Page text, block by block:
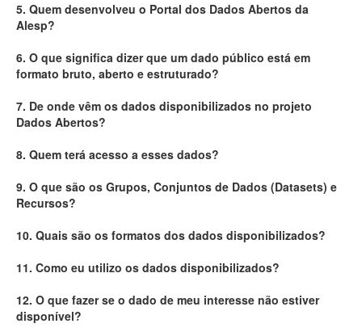
Administração
Legislação
Perguntas frequentes
Contato
5. Quem desenvolveu o Portal dos Dados Abertos da
Alesp?
6. O que significa dizer que um dado público está em
formato bruto, aberto e estruturado?
7. De onde vêm os dados disponibilizados no projeto
Dados Abertos?
8. Quem terá acesso a esses dados?
9. O que são os Grupos, Conjuntos de Dados (Datasets) e
Recursos?
10. Quais são os formatos dos dados disponibilizados?
11. Como eu utilizo os dados disponibilizados?
12. O que fazer se o dado de meu interesse não estiver
disponível?